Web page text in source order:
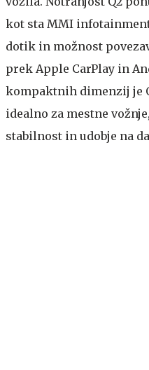
kot sta MMI
dotik in možnost
prek Apple CarPlay in
kompaktnih dimenzij je
idealno za mestne
stabilnost in udobje na